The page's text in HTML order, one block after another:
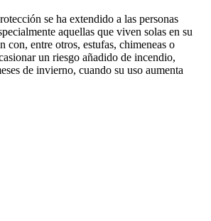
se ha extendido a las personas
aquellas que viven solas en su
con, entre otros, estufas, chimeneas o
un riesgo añadido de incendio,
de invierno, cuando su uso aumenta